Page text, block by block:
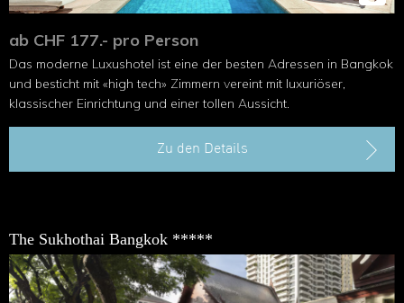
ab CHF 177.- pro Person
Das moderne Luxushotel ist eine der besten Adressen in Bangkok
und besticht mit «high tech» Zimmern vereint mit luxuriöser,
klassischer Einrichtung und einer tollen Aussicht.
Zu den Details
The Sukhothai Bangkok *****